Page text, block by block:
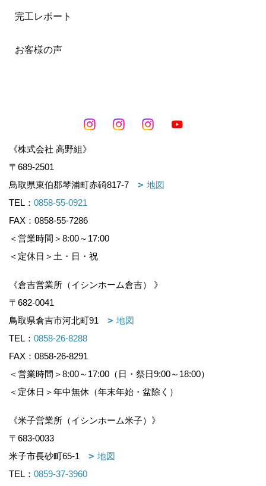
完工レポート
お客様の声
《株式会社 高野組》
〒689-2501
鳥取県東伯郡琴浦町赤碕817-7
地図
TEL： 0858-55-0921
FAX：0858-55-7286
＜営業時間＞8:00～17:00
＜定休日＞土・日・祝
《倉吉営業所（イシンホーム倉吉） 》
〒682-0041
鳥取県倉吉市河北町91
地図
TEL： 0858-26-8288
FAX：0858-26-8291
＜営業時間＞8:00～17:00（日・祭日9:00～18:00）
＜定休日＞年中無休（年末年始・盆除く）
《米子営業所（イシンホーム米子）》
〒683-0033
米子市長砂町65-1
地図
TEL： 0859-37-3960